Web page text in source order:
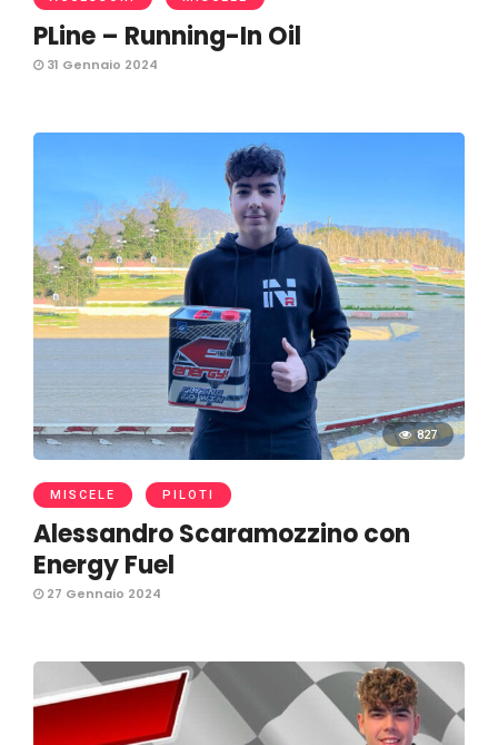
PLine – Running-In Oil
31 Gennaio 2024
827
MISCELE PILOTI
Alessandro Scaramozzino con
Energy Fuel
27 Gennaio 2024